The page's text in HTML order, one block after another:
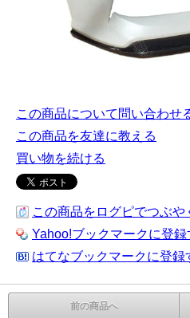
この商品について問い合わせ
この商品を友達に教える
買い物を続ける
この商品をログピでつぶや
Yahoo!ブックマークに登録
はてなブックマークに登録
前の商品へ